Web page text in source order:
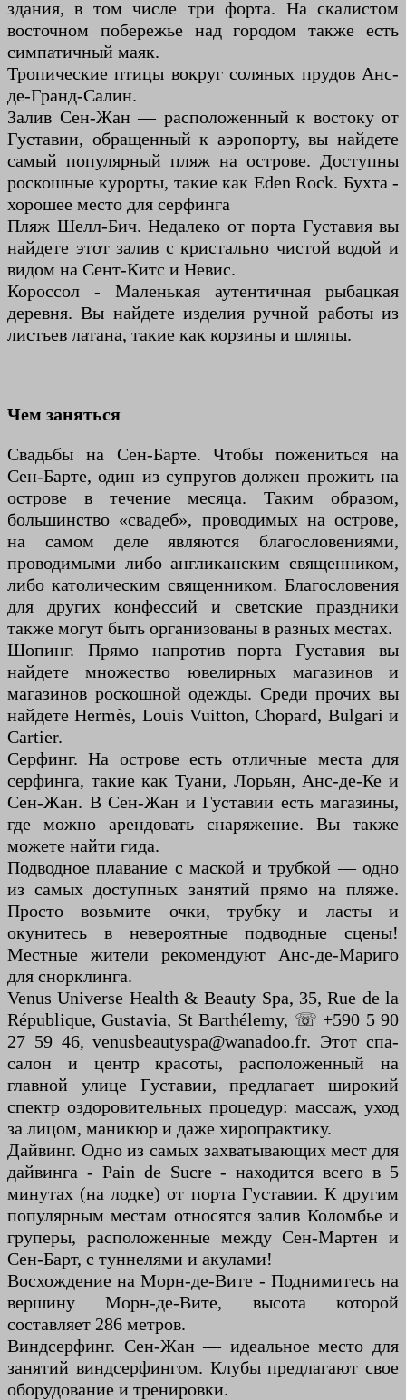
здания, в том числе три форта. На скалистом
восточном побережье над городом также есть
симпатичный маяк.
Тропические птицы вокруг соляных прудов Анс-
де-Гранд-Салин.
Залив Сен-Жан — расположенный к востоку от
Густавии, обращенный к аэропорту, вы найдете
самый популярный пляж на острове. Доступны
роскошные курорты, такие как Eden Rock. Бухта -
хорошее место для серфинга
Пляж Шелл-Бич. Недалеко от порта Густавия вы
найдете этот залив с кристально чистой водой и
видом на Сент-Китс и Невис.
Короссол - Маленькая аутентичная рыбацкая
деревня. Вы найдете изделия ручной работы из
листьев латана, такие как корзины и шляпы.
Чем заняться
Свадьбы на Сен-Барте. Чтобы пожениться на
Сен-Барте, один из супругов должен прожить на
острове в течение месяца. Таким образом,
большинство «свадеб», проводимых на острове,
на самом деле являются благословениями,
проводимыми либо англиканским священником,
либо католическим священником. Благословения
для других конфессий и светские праздники
также могут быть организованы в разных местах.
Шопинг. Прямо напротив порта Густавия вы
найдете множество ювелирных магазинов и
магазинов роскошной одежды. Среди прочих вы
найдете Hermès, Louis Vuitton, Chopard, Bulgari и
Cartier.
Серфинг. На острове есть отличные места для
серфинга, такие как Туани, Лорьян, Анс-де-Ке и
Сен-Жан. В Сен-Жан и Густавии есть магазины,
где можно арендовать снаряжение. Вы также
можете найти гида.
Подводное плавание с маской и трубкой — одно
из самых доступных занятий прямо на пляже.
Просто возьмите очки, трубку и ласты и
окунитесь в невероятные подводные сцены!
Местные жители рекомендуют Анс-де-Мариго
для снорклинга.
Venus Universe Health & Beauty Spa, 35, Rue de la
République, Gustavia, St Barthélemy, ☏ +590 5 90
27 59 46, venusbeautyspa@wanadoo.fr. Этот спа-
салон и центр красоты, расположенный на
главной улице Густавии, предлагает широкий
спектр оздоровительных процедур: массаж, уход
за лицом, маникюр и даже хиропрактику.
Дайвинг. Одно из самых захватывающих мест для
дайвинга - Pain de Sucre - находится всего в 5
минутах (на лодке) от порта Густавии. К другим
популярным местам относятся залив Коломбье и
груперы, расположенные между Сен-Мартен и
Сен-Барт, с туннелями и акулами!
Восхождение на Морн-де-Вите - Поднимитесь на
вершину Морн-де-Вите, высота которой
составляет 286 метров.
Виндсерфинг. Сен-Жан — идеальное место для
занятий виндсерфингом. Клубы предлагают свое
оборудование и тренировки.